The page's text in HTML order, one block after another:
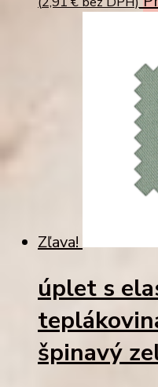
Zľava!
úplet s
špinavý